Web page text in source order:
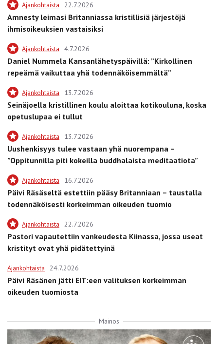
Ajankohtaista 22.7.2026
Amnesty leimasi Britanniassa kristillisiä järjestöjä
ihmisoikeuksien vastaisiksi
Ajankohtaista 4.7.2026
Daniel Nummela Kansanlähetyspäivillä: ”Kirkollinen
repeämä vaikuttaa yhä todennäköisemmältä”
Ajankohtaista 13.7.2026
Seinäjoella kristillinen koulu aloittaa kotikouluna, koska
opetuslupaa ei tullut
Ajankohtaista 13.7.2026
Uushenkisyys tulee vastaan yhä nuorempana –
”Oppitunnilla piti kokeilla buddhalaista meditaatiota”
Ajankohtaista 16.7.2026
Päivi Räsäseltä estettiin pääsy Britanniaan – taustalla
todennäköisesti korkeimman oikeuden tuomio
Ajankohtaista 22.7.2026
Pastori vapautettiin vankeudesta Kiinassa, jossa useat
kristityt ovat yhä pidätettyinä
Ajankohtaista 24.7.2026
Päivi Räsänen jätti EIT:een valituksen korkeimman
oikeuden tuomiosta
Mainos